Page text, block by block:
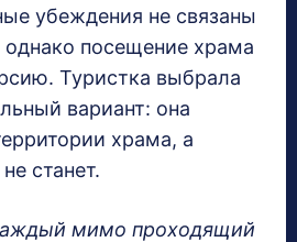
убеждения не связаны
посещение храма
Туристка выбрала
вариант: она
храма, а
станет.
мимо проходящий